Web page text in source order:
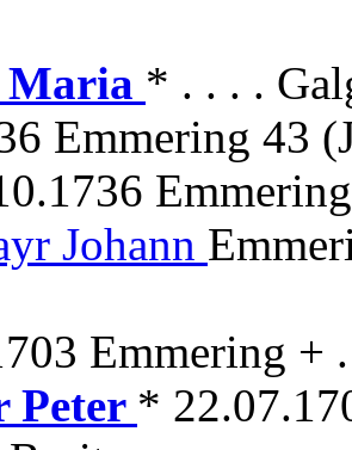
* . . . .
Emmering 43
Johann
Emmering +
Peter *